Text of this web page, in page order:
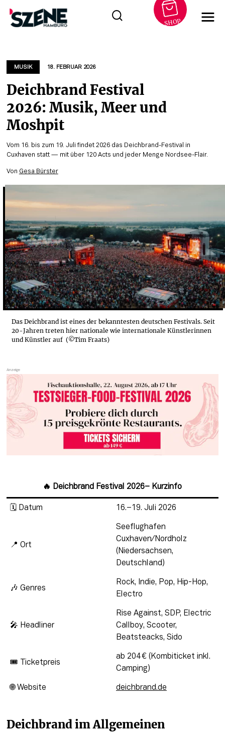
springen
SHOP
MUSIK 18. FEBRUAR 2026
Deichbrand Festival
2026: Musik, Meer und
Moshpit
Vom 16. bis zum 19. Juli findet 2026 das Deichbrand-Festival in
Cuxhaven statt — mit über 120 Acts und jeder Menge Nordsee-Flair.
Von Gesa Bürster
Das Deichbrand ist eines der bekanntesten deutschen Festivals. Seit
20-Jahren treten hier nationale wie internationale Künstlerinnen
und Künstler auf (©Tim Fraats)
🔥 Deichbrand Festival 2026– Kurzinfo
🗓 Datum 16.–19. Juli 2026
📍 Ort
Seeflughafen
Cuxhaven/Nordholz
(Niedersachsen,
Deutschland)
🎶 Genres
Rock, Indie, Pop, Hip-Hop,
Electro
🎤 Headliner
Rise Against, SDP, Electric
Callboy, Scooter,
Beatsteacks, Sido
🎟 Ticketpreis
ab 204 € (Kombiticket inkl.
Camping)
🌐 Website deichbrand.de
Deichbrand im Allgemeinen